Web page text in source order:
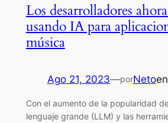
Los desarrolladores
usando IA para
música
Ago 21, 2023—porNetoen
Con el aumento de la popularidad
lenguaje grande (LLM) y las